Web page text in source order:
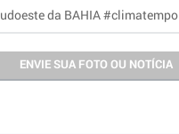
da BAHIA #climatempo
ENVIE SUA FOTO OU NOTÍCIA